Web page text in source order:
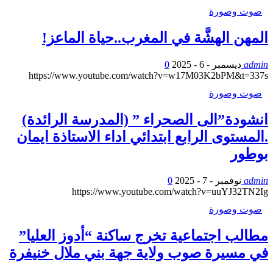
صوت وصورة
المهن الهشَّة في المغرب..حياة الماعز!
admin ديسمبر - 6 - 2025
0
https://www.youtube.com/watch?v=w17M03K2bPM&t=337s
صوت وصورة
انشودة”الى الصحراء ” (المدرسة الرائدة)
.المستوى الرابع ابتدائي اداء الاستاذة ايمان
بوطور
admin نوفمبر - 7 - 2025
0
https://www.youtube.com/watch?v=uuYJ32TN2Ig
صوت وصورة
مطالب اجتماعية تخرج ساكنة “أدوز العليا”
في مسيرة صوب ولاية جهة بني ملال خنيفرة